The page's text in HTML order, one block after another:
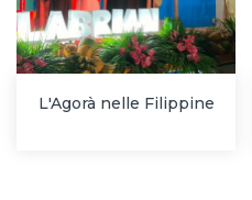
L'Agorà nelle Filippine